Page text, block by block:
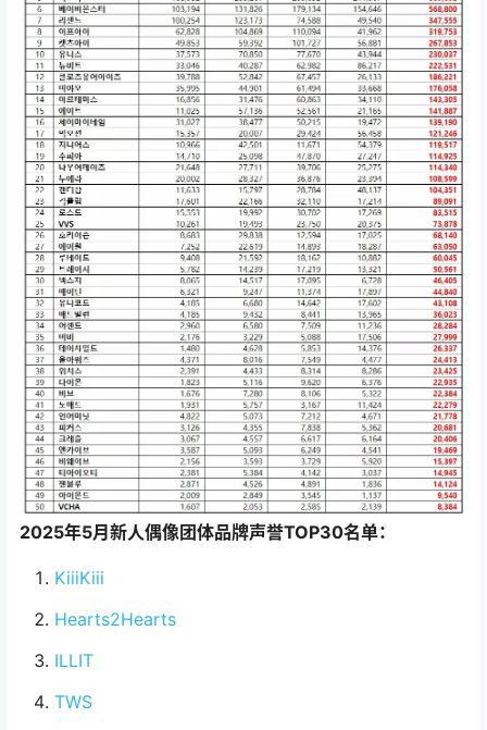
2025年5月新人偶像团体品牌声誉TOP30名单：
KiiiKiii
Hearts2Hearts
ILLIT
TWS